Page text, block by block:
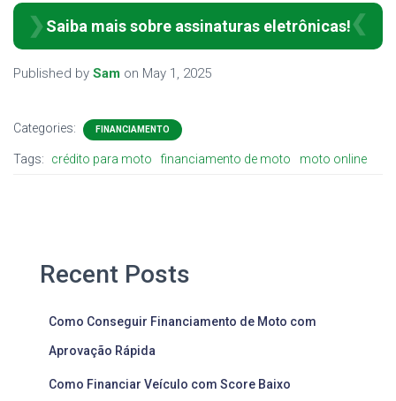
Saiba mais sobre assinaturas eletrônicas!
Published by Sam on May 1, 2025
Categories: FINANCIAMENTO
Tags: crédito para moto financiamento de moto moto online
Recent Posts
Como Conseguir Financiamento de Moto com
Aprovação Rápida
Como Financiar Veículo com Score Baixo